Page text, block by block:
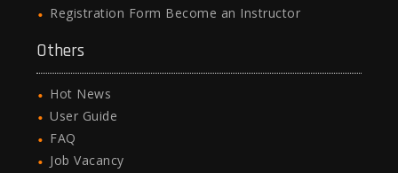
Registration Form Become an Instructor
Others
Hot News
User Guide
FAQ
Job Vacancy